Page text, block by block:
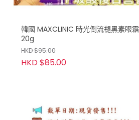
韓國 MAXCLINIC 時光倒流褪黑素眼霜
20g
HKD $95.00
HKD $85.00